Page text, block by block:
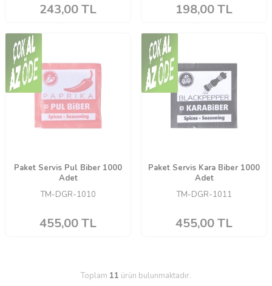
243,00TL 198,00TL
Paket Servis Pul Biber 1000
Adet
TM-DGR-1010
455,00TL
Paket Servis Kara Biber 1000
Adet
TM-DGR-1011
455,00TL
Toplam 11 ürün bulunmaktadır.